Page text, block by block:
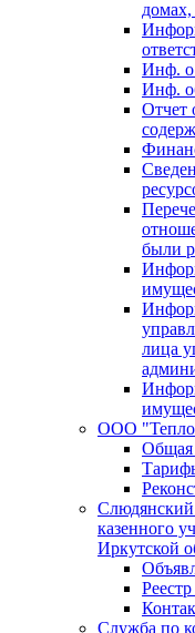
Инф. о
Инф.
Отчет
были
лица
ООО
Общая
Слюдянский
казенного
Иркутской
Служба по